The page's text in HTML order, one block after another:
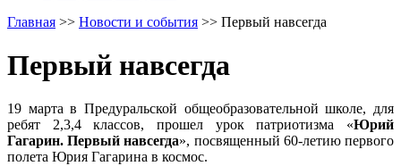
Главная >> Новости и события >> Первый навсегда
Первый навсегда
19 марта в Предуральской общеобразовательной школе, для
ребят 2,3,4 классов, прошел урок патриотизма «Юрий
Гагарин. Первый навсегда», посвященный 60-летию первого
полета Юрия Гагарина в космос.